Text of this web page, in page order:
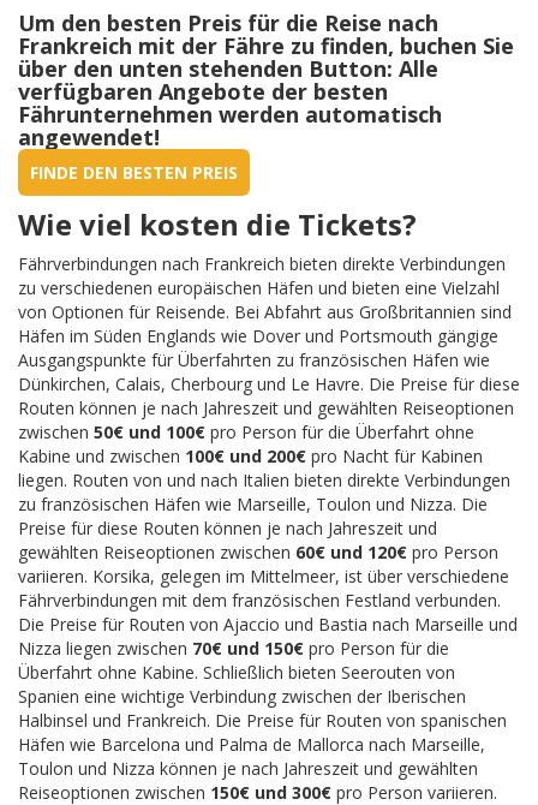
Um den besten Preis für die Reise nach
Frankreich mit der Fähre zu finden, buchen Sie
über den unten stehenden Button: Alle
verfügbaren Angebote der besten
Fährunternehmen werden automatisch
angewendet!
FINDE DEN BESTEN PREIS
Wie viel kosten die Tickets?
Fährverbindungen nach Frankreich bieten direkte Verbindungen
zu verschiedenen europäischen Häfen und bieten eine Vielzahl
von Optionen für Reisende. Bei Abfahrt aus Großbritannien sind
Häfen im Süden Englands wie Dover und Portsmouth gängige
Ausgangspunkte für Überfahrten zu französischen Häfen wie
Dünkirchen, Calais, Cherbourg und Le Havre. Die Preise für diese
Routen können je nach Jahreszeit und gewählten Reiseoptionen
zwischen 50€ und 100€ pro Person für die Überfahrt ohne
Kabine und zwischen 100€ und 200€ pro Nacht für Kabinen
liegen. Routen von und nach Italien bieten direkte Verbindungen
zu französischen Häfen wie Marseille, Toulon und Nizza. Die
Preise für diese Routen können je nach Jahreszeit und
gewählten Reiseoptionen zwischen 60€ und 120€ pro Person
variieren. Korsika, gelegen im Mittelmeer, ist über verschiedene
Fährverbindungen mit dem französischen Festland verbunden.
Die Preise für Routen von Ajaccio und Bastia nach Marseille und
Nizza liegen zwischen 70€ und 150€ pro Person für die
Überfahrt ohne Kabine. Schließlich bieten Seerouten von
Spanien eine wichtige Verbindung zwischen der Iberischen
Halbinsel und Frankreich. Die Preise für Routen von spanischen
Häfen wie Barcelona und Palma de Mallorca nach Marseille,
Toulon und Nizza können je nach Jahreszeit und gewählten
Reiseoptionen zwischen 150€ und 300€ pro Person variieren.